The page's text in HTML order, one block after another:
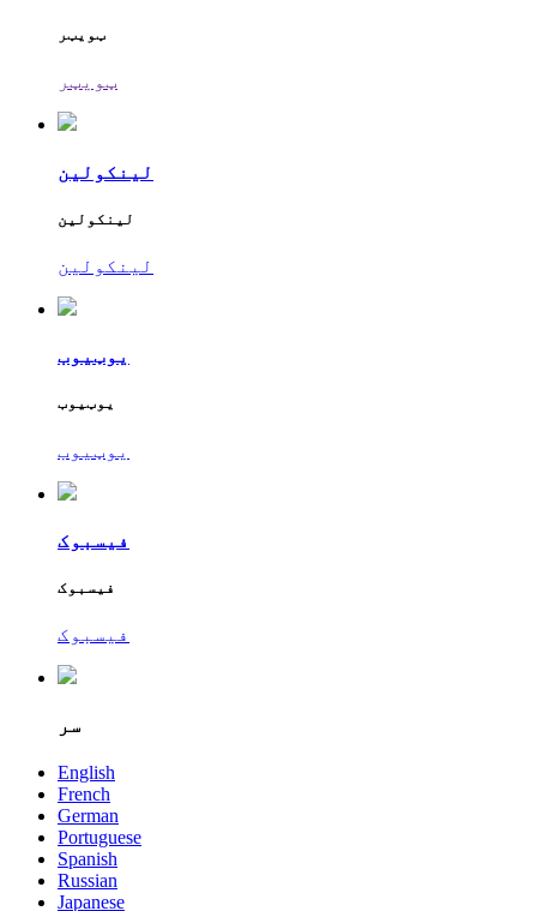
ټویټر
ټویټر
لینکولین
لینکولین
لینکولین
یوټیوب
یوټیوب
یوټیوب
فیسبوک
فیسبوک
فیسبوک
سر
English
French
German
Portuguese
Spanish
Russian
Japanese